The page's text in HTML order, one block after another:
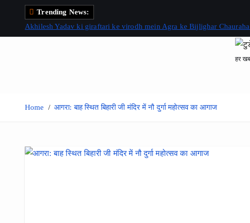
Trending News:
Akhilesh Yadav ki giraftari ke virodh mein Agra ke Bijlighar Chauraha
हर
Home आगरा: बाह स्थित बिहारी जी मंदिर में नौ दुर्गा महोत्सव का आगाज